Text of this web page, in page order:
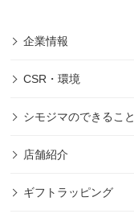
企業情報
CSR・環境
シモジマのできること
店舗紹介
ギフトラッピング